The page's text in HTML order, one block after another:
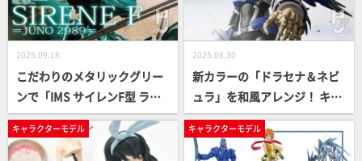
2025.09.18
こだわりのメタリックグリー
ンで「IMS サイレンF型 ラル
ゴ・ケンタウリ」を塗装！ 決
意の皇帝色を見よ！【ファイ
ブスター物語】
2025.08.30
新カラーの「ドラセナ＆ネビ
ュラ」を和風アレンジ！ キッ
ト内のみでの組み替えや白蒼
の雰囲気を残したカラーアレ
ンジで聖竜のようなイメージ
キャラクターモデル キャラクターモデル